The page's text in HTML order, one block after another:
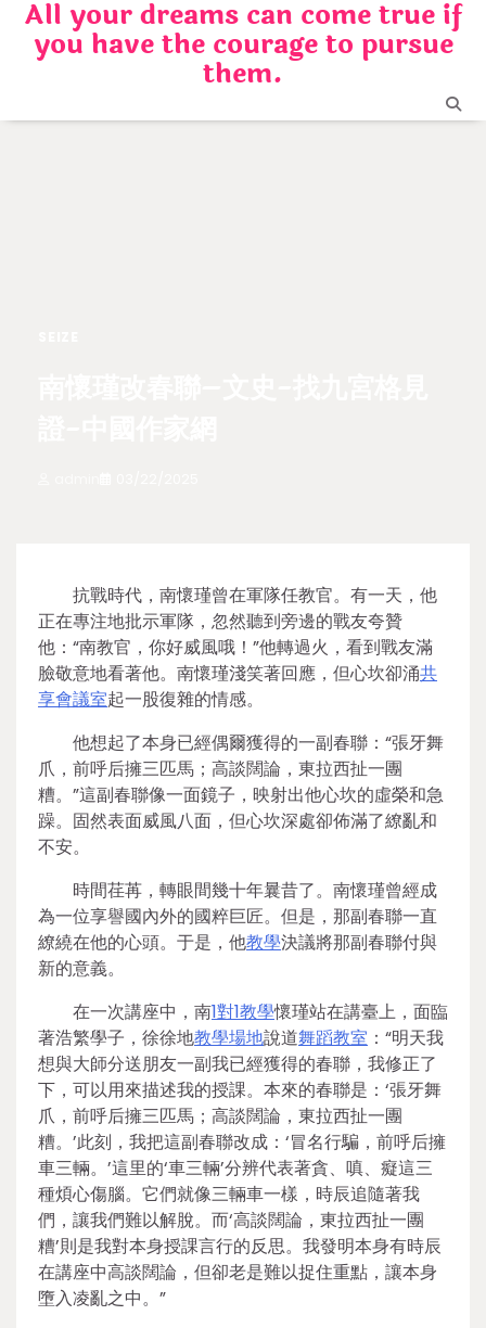
Skip
content
All your dreams can come true if
you have the courage to pursue
them.
抗戰時代，南懷瑾曾在軍隊任教官。有一天，他
正在專注地批示軍隊，忽然聽到旁邊的戰友夸贊
他：“南教官，你好威風哦！”他轉過火，看到戰友滿
臉敬意地看著他。南懷瑾淺笑著回應，但心坎卻涌共
享會議室起一股復雜的情感。
他想起了本身已經偶爾獲得的一副春聯：“張牙舞
爪，前呼后擁三匹馬；高談闊論，東拉西扯一團
糟。”這副春聯像一面鏡子，映射出他心坎的虛榮和急
躁。固然表面威風八面，但心坎深處卻佈滿了繚亂和
不安。
時間荏苒，轉眼間幾十年曩昔了。南懷瑾曾經成
為一位享譽國內外的國粹巨匠。但是，那副春聯一直
繚繞在他的心頭。于是，他教學決議將那副春聯付與
新的意義。
在一次講座中，南1對1教學懷瑾站在講臺上，面臨
著浩繁學子，徐徐地教學場地說道舞蹈教室 ：“明天我
想與大師分送朋友一副我已經獲得的春聯，我修正了
下，可以用來描述我的授課。本來的春聯是：‘張牙舞
爪，前呼后擁三匹馬；高談闊論，東拉西扯一團
糟。’此刻，我把這副春聯改成：‘冒名行騙，前呼后擁
車三輛。’這里的‘車三輛’分辨代表著貪、嗔、癡這三
種煩心傷腦。它們就像三輛車一樣，時辰追隨著我
們，讓我們難以解脫。而‘高談闊論，東拉西扯一團
糟’則是我對本身授課言行的反思。我發明本身有時辰
在講座中高談闊論，但卻老是難以捉住重點，讓本身
墮入凌亂之中。”